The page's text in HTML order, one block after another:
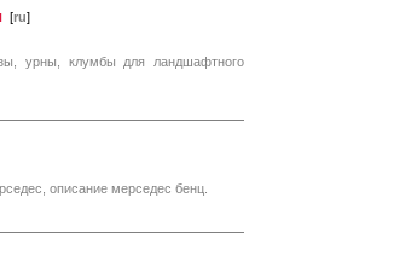
[ru]
урны, клумбы для ландшафтного
описание мерседес бенц.